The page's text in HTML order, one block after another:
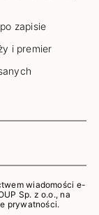
zapisie
i premier
wiadomości e-
Sp. z o.o., na
prywatności.